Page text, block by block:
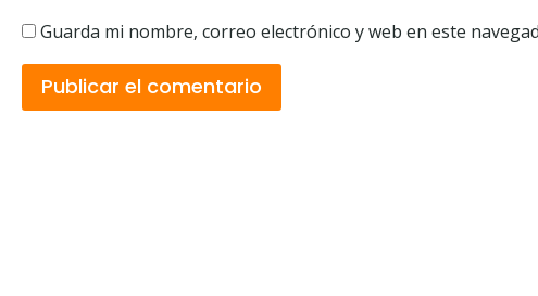
Guarda mi nombre, correo electrónico y web en este